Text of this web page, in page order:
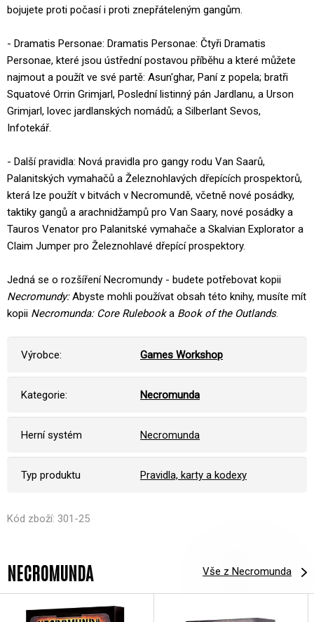
bojujete proti počasí i proti znepřáteleným gangům.
- Dramatis Personae: Dramatis Personae: Čtyři Dramatis
Personae, které jsou ústřední postavou příběhu a které můžete
najmout a použít ve své partě: Asun'ghar, Paní z popela; bratři
Squatové Orrin Grimjarl, Poslední listinný pán Jardlanu, a Urson
Grimjarl, lovec jardlanských nomádů; a Silberlant Sevos,
Infotekář.
- Další pravidla: Nová pravidla pro gangy rodu Van Saarů,
Palanitských vymahačů a Železnohlavých dřepících prospektorů,
která lze použít v bitvách v Necromundě, včetně nové posádky,
taktiky gangů a arachnidžampů pro Van Saary, nové posádky a
Tauros Venator pro Palanitské vymahače a Skalvian Explorator a
Claim Jumper pro Železnohlavé dřepící prospektory.
Jedná se o rozšíření Necromundy - budete potřebovat kopii
Necromundy:Abyste mohli používat obsah této knihy, musíte mít
kopii Necromunda: Core Rulebooka Book of the Outlands.
Výrobce: Games Workshop
Kategorie: Necromunda
Herní systém Necromunda
Typ produktu Pravidla, karty a kodexy
Kód zboží: 301-25
NECROMUNDA Vše z Necromunda